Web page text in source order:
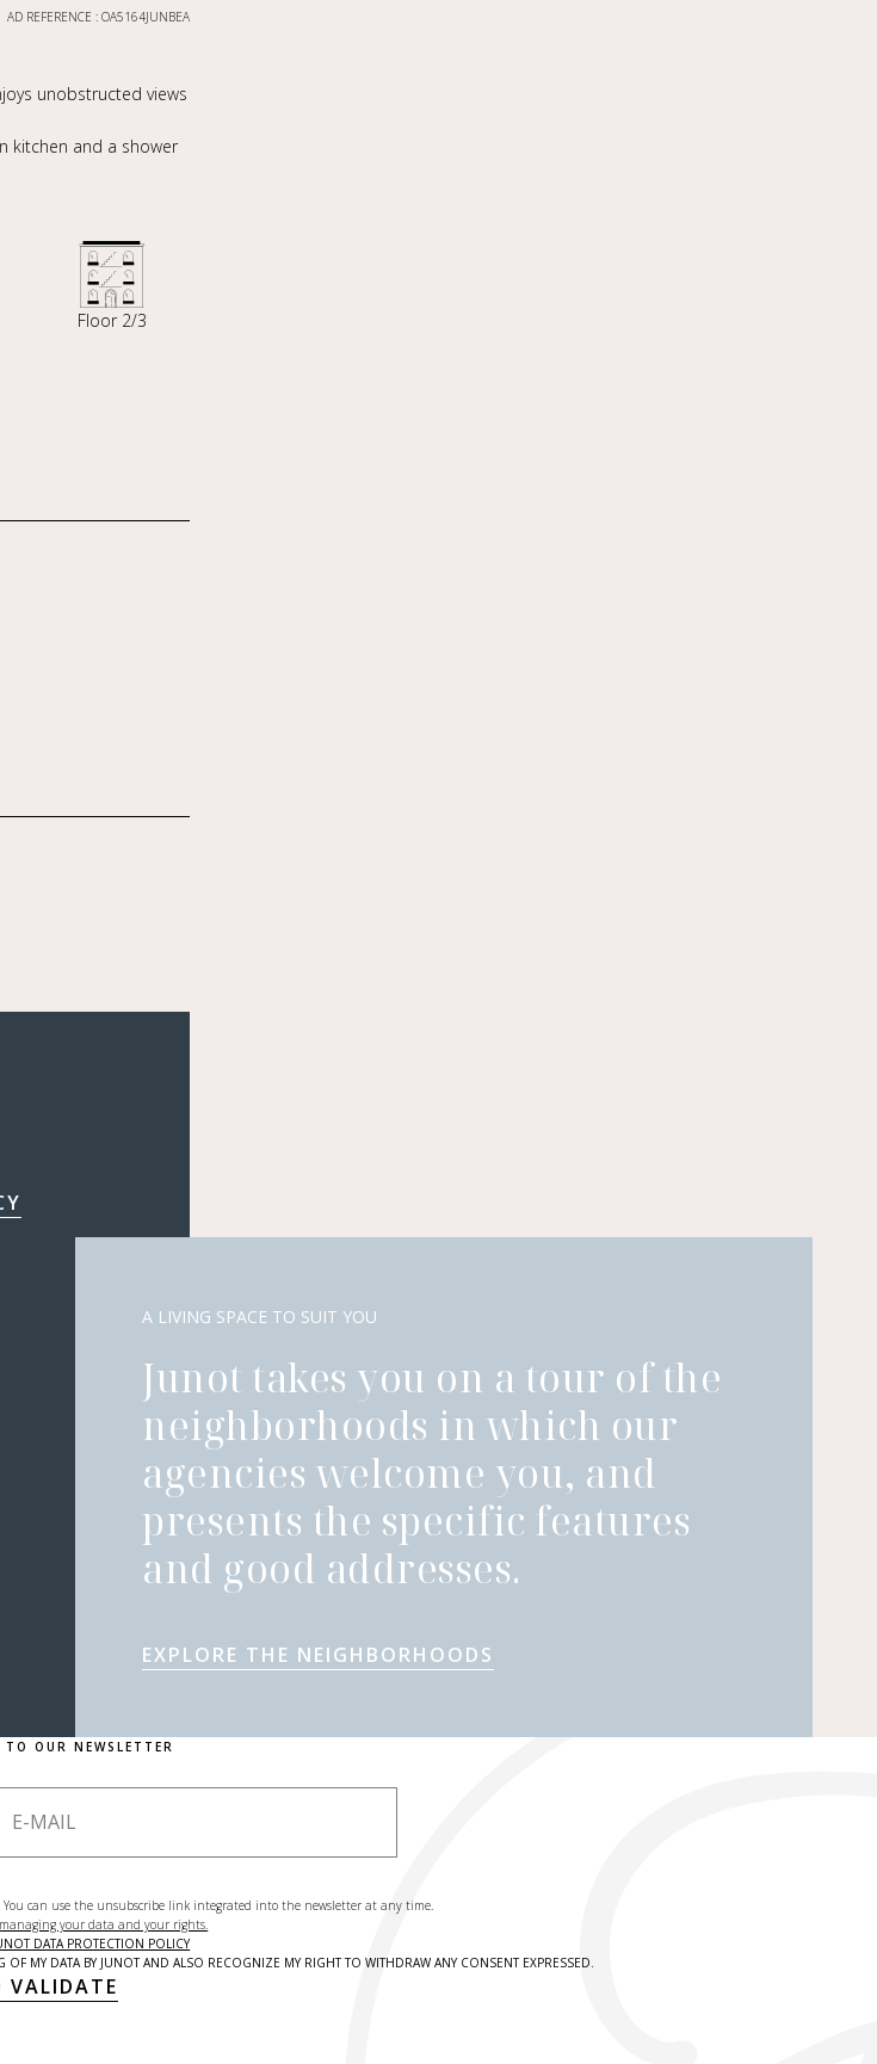
AD REFERENCE : OA5164JUNBEA
unobstructed views
kitchen and a shower
Floor 2/3
A LIVING SPACE TO SUIT YOU
Junot takes you on a tour of the
neighborhoods in which our
agencies welcome you, and
presents the specific features
and good addresses.
EXPLORE THE NEIGHBORHOODS
TO OUR NEWSLETTER
You can use the unsubscribe link integrated into the newsletter at any time.
your data and your rights.
DATA PROTECTION POLICY
MY DATA BY JUNOT AND ALSO RECOGNIZE MY RIGHT TO WITHDRAW ANY CONSENT EXPRESSED.
VALIDATE